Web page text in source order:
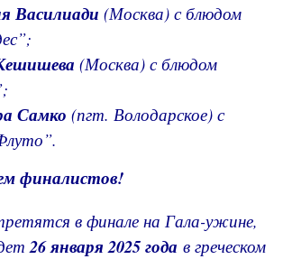
Василиади (Москва) с блюдом
(Москва) с блюдом
Самко (пгт. Володарское) с
финалистов!
в финале на Гала-ужине,
26 января 2025 года в греческом